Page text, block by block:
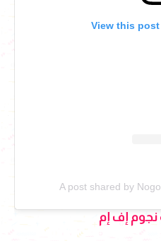
View this
A post shared by
إف إم